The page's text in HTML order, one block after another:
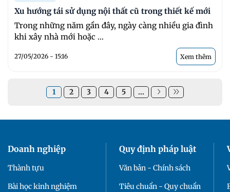
Xu hướng tái sử dụng nội thất cũ trong thiết kế mới
Trong những năm gần đây, ngày càng nhiều gia đình
khi xây nhà mới hoặc ...
27/05/2026 - 15:16 Xem thêm
1 2 3 4 5 ...
Doanh nghiệp
Thành tựu
Bài học kinh nghiệm
Quy định pháp luật
Văn bản - Chính sách
Tiêu chuẩn - Quy chuẩn